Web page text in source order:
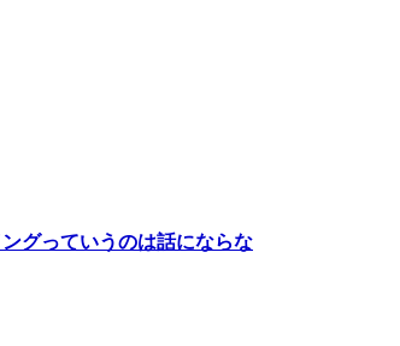
グっていうのは話にならな